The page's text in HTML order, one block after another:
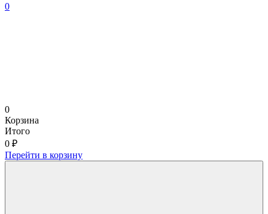
0
0
Корзина
Итого
0 ₽
Перейти в корзину